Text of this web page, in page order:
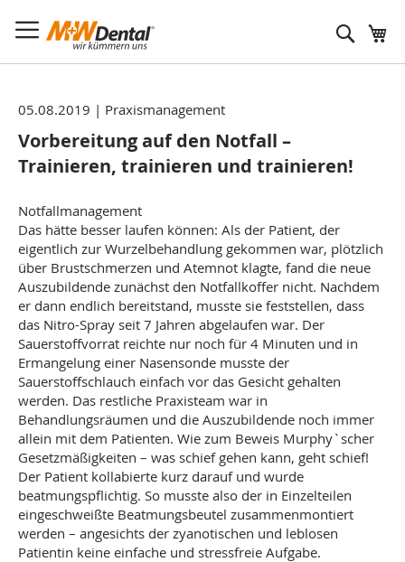
Suche
05.08.2019 | Praxismanagement
Vorbereitung auf den Notfall –
Trainieren, trainieren und trainieren!
Notfallmanagement
Das hätte besser laufen können: Als der Patient, der
eigentlich zur Wurzelbehandlung gekommen war, plötzlich
über Brustschmerzen und Atemnot klagte, fand die neue
Auszubildende zunächst den Notfallkoffer nicht. Nachdem
er dann endlich bereitstand, musste sie feststellen, dass
das Nitro-Spray seit 7 Jahren abgelaufen war. Der
Sauerstoffvorrat reichte nur noch für 4 Minuten und in
Ermangelung einer Nasensonde musste der
Sauerstoffschlauch einfach vor das Gesicht gehalten
werden. Das restliche Praxisteam war in
Behandlungsräumen und die Auszubildende noch immer
allein mit dem Patienten. Wie zum Beweis Murphy`scher
Gesetzmäßigkeiten – was schief gehen kann, geht schief!
Der Patient kollabierte kurz darauf und wurde
beatmungspflichtig. So musste also der in Einzelteilen
eingeschweißte Beatmungsbeutel zusammenmontiert
werden – angesichts der zyanotischen und leblosen
Patientin keine einfache und stressfreie Aufgabe.